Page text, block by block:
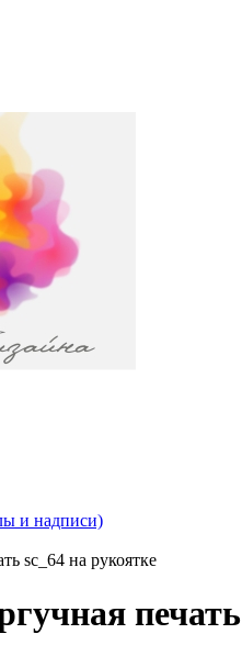
и надписи)
sc_64 на рукоятке